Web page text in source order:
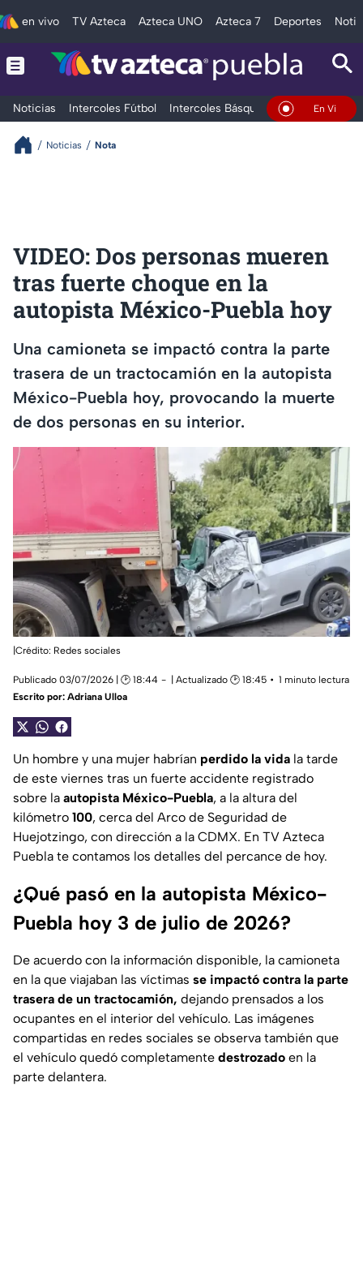
en vivo TV Azteca Azteca UNO Azteca 7 Deportes
Noticias Intercoles Fútbol Intercoles Básquetbol Deportes
En Vivo
Noticias Nota
VIDEO: Dos personas mueren
tras fuerte choque en la
autopista México-Puebla hoy
Una camioneta se impactó contra la parte
trasera de un tractocamión en la autopista
México-Puebla hoy, provocando la muerte
de dos personas en su interior.
|Crédito: Redes sociales
Publicado 03/07/2026 | 🕑 18:44 | Actualizado 🕑 18:45
1 minuto lectura
Escrito por: Adriana Ulloa
Un hombre y una mujer habrían perdido la vida la tarde
de este viernes tras un fuerte accidente registrado
sobre la autopista México-Puebla, a la altura del
kilómetro 100, cerca del Arco de Seguridad de
Huejotzingo, con dirección a la CDMX. En TV Azteca
Puebla te contamos los detalles del percance de hoy.
¿Qué pasó en la autopista México-
Puebla hoy 3 de julio de 2026?
De acuerdo con la información disponible, la camioneta
en la que viajaban las víctimas se impactó contra la parte
trasera de un tractocamión, dejando prensados a los
ocupantes en el interior del vehículo. Las imágenes
compartidas en redes sociales se observa también que
el vehículo quedó completamente destrozado en la
parte delantera.